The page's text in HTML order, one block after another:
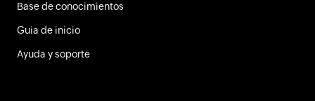
Base de conocimientos
Guia de inicio
Ayuda y soporte